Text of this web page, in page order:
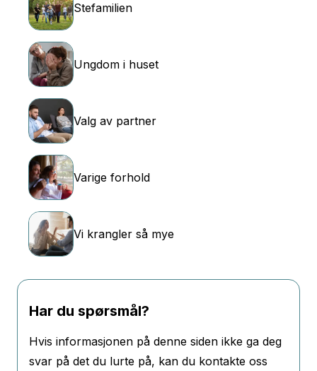
Stefamilien
Ungdom i huset
Valg av partner
Varige forhold
Vi krangler så mye
Har du spørsmål?
Hvis informasjonen på denne siden ikke ga deg
svar på det du lurte på, kan du kontakte oss